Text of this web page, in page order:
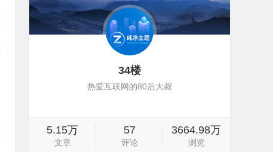
34楼
热爱互联网的80后大叔
5.15万
文章
57
评论
3664.98万
浏览